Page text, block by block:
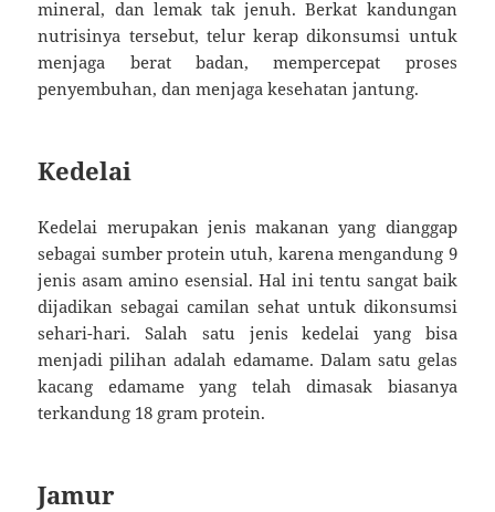
mineral, dan lemak tak jenuh. Berkat kandungan
nutrisinya tersebut, telur kerap dikonsumsi untuk
menjaga berat badan, mempercepat proses
penyembuhan, dan menjaga kesehatan jantung.
Kedelai
Kedelai merupakan jenis makanan yang dianggap
sebagai sumber protein utuh, karena mengandung 9
jenis asam amino esensial. Hal ini tentu sangat baik
dijadikan sebagai camilan sehat untuk dikonsumsi
sehari-hari. Salah satu jenis kedelai yang bisa
menjadi pilihan adalah edamame. Dalam satu gelas
kacang edamame yang telah dimasak biasanya
terkandung 18 gram protein.
Jamur